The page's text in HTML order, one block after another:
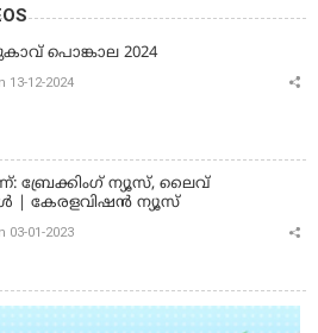
പൊങ്കാല 2024
13-12-2024
ബ്രേക്കിംഗ് ന്യൂസ്, ലൈവ്
| കേരളവിഷൻ ന്യൂസ്
03-01-2023